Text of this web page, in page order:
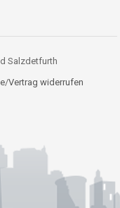
Salzdetfurth
/Vertrag widerrufen